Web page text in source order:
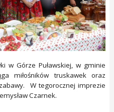
w Górze Puławskiej, w gminie
miłośników truskawek oraz
W tegorocznej imprezie
Czarnek.